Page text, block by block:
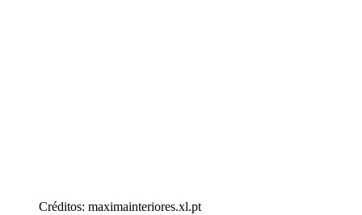
Créditos: maximainteriores.xl.pt